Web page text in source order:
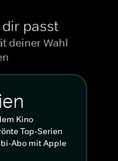
passt
deiner Wahl
Kino
Top-Serien
Abo mit Apple